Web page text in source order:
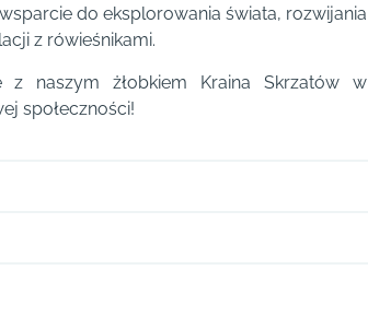
do eksplorowania świata, rozwijania
z rówieśnikami.
z naszym żłobkiem Kraina Skrzatów w
społeczności!